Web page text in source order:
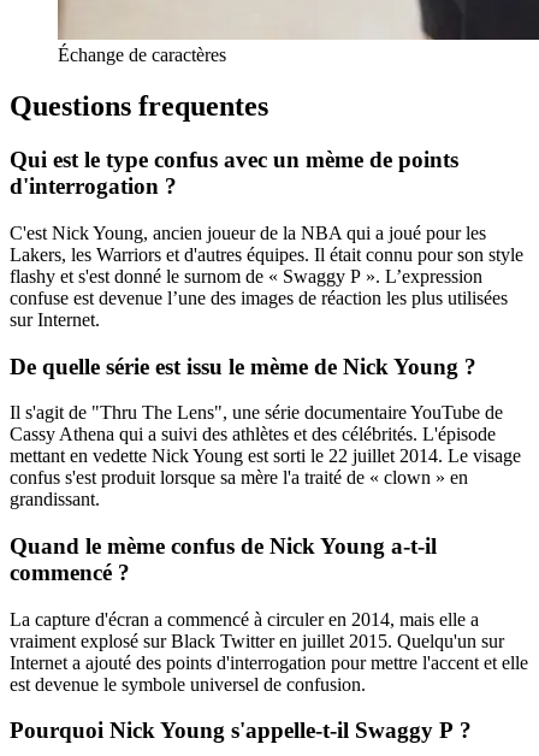
Échange de caractères
Questions frequentes
Qui est le type confus avec un mème de points
d'interrogation ?
C'est Nick Young, ancien joueur de la NBA qui a joué pour les
Lakers, les Warriors et d'autres équipes. Il était connu pour son style
flashy et s'est donné le surnom de « Swaggy P ». L’expression
confuse est devenue l’une des images de réaction les plus utilisées
sur Internet.
De quelle série est issu le mème de Nick Young ?
Il s'agit de "Thru The Lens", une série documentaire YouTube de
Cassy Athena qui a suivi des athlètes et des célébrités. L'épisode
mettant en vedette Nick Young est sorti le 22 juillet 2014. Le visage
confus s'est produit lorsque sa mère l'a traité de « clown » en
grandissant.
Quand le mème confus de Nick Young a-t-il
commencé ?
La capture d'écran a commencé à circuler en 2014, mais elle a
vraiment explosé sur Black Twitter en juillet 2015. Quelqu'un sur
Internet a ajouté des points d'interrogation pour mettre l'accent et elle
est devenue le symbole universel de confusion.
Pourquoi Nick Young s'appelle-t-il Swaggy P ?